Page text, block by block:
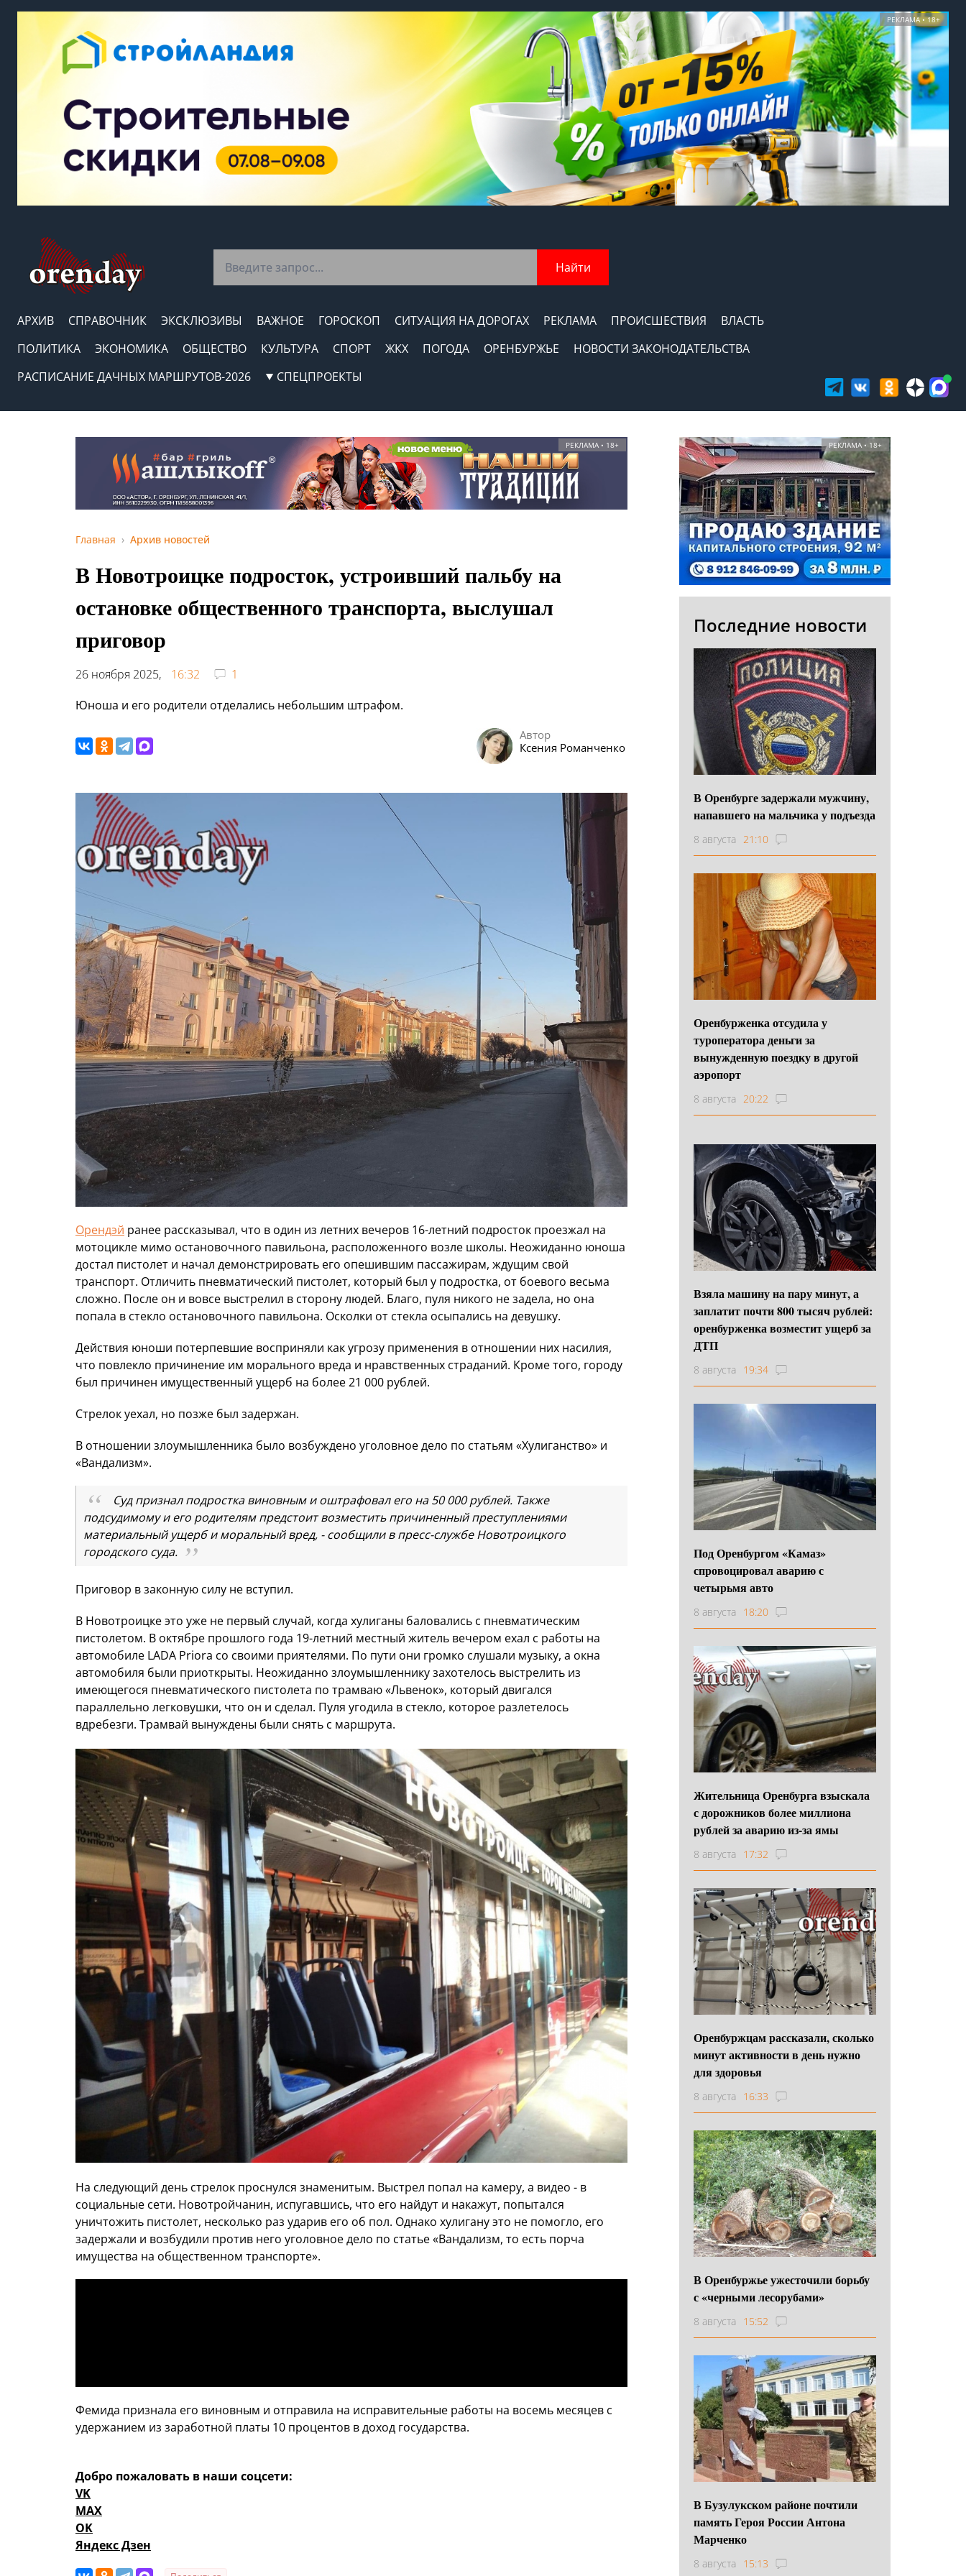
РЕКЛАМА • 18+
Найти
АРХИВ СПРАВОЧНИК ЭКСКЛЮЗИВЫ ВАЖНОЕ ГОРОСКОП СИТУАЦИЯ НА ДОРОГАХ РЕКЛАМА ПРОИСШЕСТВИЯ
ВЛАСТЬ
ПОЛИТИКА
ЭКОНОМИКА ОБЩЕСТВО КУЛЬТУРА СПОРТ ЖКХ ПОГОДА ОРЕНБУРЖЬЕ
НОВОСТИ ЗАКОНОДАТЕЛЬСТВА
РАСПИСАНИЕ ДАЧНЫХ МАРШРУТОВ-2026
СПЕЦПРОЕКТЫ
РЕКЛАМА • 18+
Главная Архив новостей
В Новотроицке подросток, устроивший пальбу на
остановке общественного транспорта, выслушал
приговор
26 ноября 2025, 16:32
1
Юноша и его родители отделались небольшим штрафом.
Автор
Ксения Романченко
Орендэй ранее рассказывал, что в один из летних вечеров 16-летний подросток проезжал на
мотоцикле мимо остановочного павильона, расположенного возле школы. Неожиданно юноша
достал пистолет и начал демонстрировать его опешившим пассажирам, ждущим свой
транспорт. Отличить пневматический пистолет, который был у подростка, от боевого весьма
сложно. После он и вовсе выстрелил в сторону людей. Благо, пуля никого не задела, но она
попала в стекло остановочного павильона. Осколки от стекла осыпались на девушку.
Действия юноши потерпевшие восприняли как угрозу применения в отношении них насилия,
что повлекло причинение им морального вреда и нравственных страданий. Кроме того, городу
был причинен имущественный ущерб на более 21 000 рублей.
Стрелок уехал, но позже был задержан.
В отношении злоумышленника было возбуждено уголовное дело по статьям «Хулиганство» и
«Вандализм».
Суд признал подростка виновным и оштрафовал его на 50 000 рублей. Также
подсудимому и его родителям предстоит возместить причиненный преступлениями
материальный ущерб и моральный вред, - сообщили в пресс-службе Новотроицкого
городского суда.
Приговор в законную силу не вступил.
В Новотроицке это уже не первый случай, когда хулиганы баловались с пневматическим
пистолетом. В октябре прошлого года 19-летний местный житель вечером ехал с работы на
автомобиле LADA Priora со своими приятелями. По пути они громко слушали музыку, а окна
автомобиля были приоткрыты. Неожиданно злоумышленнику захотелось выстрелить из
имеющегося пневматического пистолета по трамваю «Львенок», который двигался
параллельно легковушки, что он и сделал. Пуля угодила в стекло, которое разлетелось
вдребезги. Трамвай вынуждены были снять с маршрута.
На следующий день стрелок проснулся знаменитым. Выстрел попал на камеру, а видео - в
социальные сети. Новотройчанин, испугавшись, что его найдут и накажут, попытался
уничтожить пистолет, несколько раз ударив его об пол. Однако хулигану это не помогло, его
задержали и возбудили против него уголовное дело по статье «Вандализм, то есть порча
имущества на общественном транспорте».
Фемида признала его виновным и отправила на исправительные работы на восемь месяцев с
удержанием из заработной платы 10 процентов в доход государства.
Добро пожаловать в наши соцсети:
VK
MAX
OK
Яндекс Дзен
РЕКЛАМА • 18+
Последние новости
В Оренбурге задержали мужчину,
напавшего на мальчика у подъезда
8 августа 21:10
Оренбурженка отсудила у
туроператора деньги за
вынужденную поездку в другой
аэропорт
8 августа 20:22
Взяла машину на пару минут, а
заплатит почти 800 тысяч рублей:
оренбурженка возместит ущерб за
ДТП
8 августа 19:34
Под Оренбургом «Камаз»
спровоцировал аварию с
четырьмя авто
8 августа 18:20
Жительница Оренбурга взыскала
с дорожников более миллиона
рублей за аварию из-за ямы
8 августа 17:32
Оренбуржцам рассказали, сколько
минут активности в день нужно
для здоровья
8 августа 16:33
В Оренбуржье ужесточили борьбу
с «черными лесорубами»
8 августа 15:52
В Бузулукском районе почтили
память Героя России Антона
Марченко
8 августа 15:13